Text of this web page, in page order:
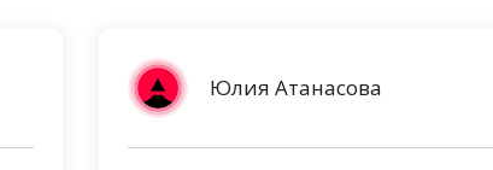
Юлия Атанасова